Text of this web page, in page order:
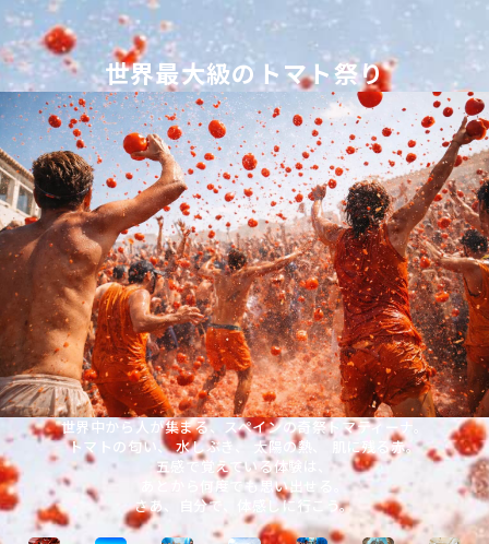
世界最大級のトマト祭り
世界中から人が集まる、スペインの奇祭トマティーナ。
トマトの匂い、 水しぶき、 太陽の熱、 肌に残る赤。
五感で覚えている体験は、
あとから何度でも思い出せる。
さあ、自分で、体感しに行こう。